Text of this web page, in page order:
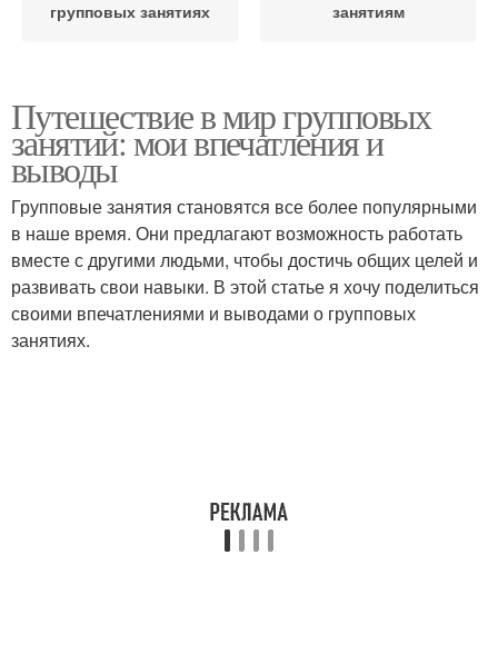
групповых занятиях
занятиям
Путешествие в мир групповых
занятий: мои впечатления и
выводы
Групповые занятия становятся все более популярными
в наше время. Они предлагают возможность работать
вместе с другими людьми, чтобы достичь общих целей и
развивать свои навыки. В этой статье я хочу поделиться
своими впечатлениями и выводами о групповых
занятиях.